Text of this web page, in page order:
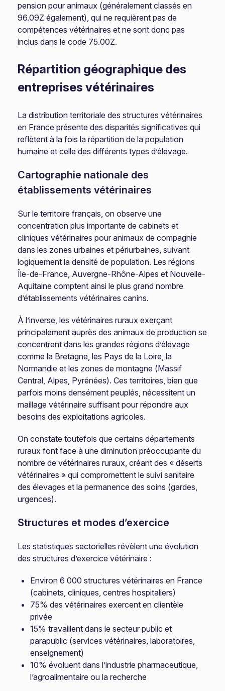
pension pour animaux (généralement classés en
96.09Z également), qui ne requièrent pas de
compétences vétérinaires et ne sont donc pas
inclus dans le code 75.00Z.
Répartition géographique des
entreprises vétérinaires
La distribution territoriale des structures vétérinaires
en France présente des disparités significatives qui
reflètent à la fois la répartition de la population
humaine et celle des différents types d’élevage.
Cartographie nationale des
établissements vétérinaires
Sur le territoire français, on observe une
concentration plus importante de cabinets et
cliniques vétérinaires pour animaux de compagnie
dans les zones urbaines et périurbaines, suivant
logiquement la densité de population. Les régions
Île-de-France, Auvergne-Rhône-Alpes et Nouvelle-
Aquitaine comptent ainsi le plus grand nombre
d’établissements vétérinaires canins.
À l’inverse, les vétérinaires ruraux exerçant
principalement auprès des animaux de production se
concentrent dans les grandes régions d’élevage
comme la Bretagne, les Pays de la Loire, la
Normandie et les zones de montagne (Massif
Central, Alpes, Pyrénées). Ces territoires, bien que
parfois moins densément peuplés, nécessitent un
maillage vétérinaire suffisant pour répondre aux
besoins des exploitations agricoles.
On constate toutefois que certains départements
ruraux font face à une diminution préoccupante du
nombre de vétérinaires ruraux, créant des « déserts
vétérinaires » qui compromettent le suivi sanitaire
des élevages et la permanence des soins (gardes,
urgences).
Structures et modes d’exercice
Les statistiques sectorielles révèlent une évolution
des structures d’exercice vétérinaire :
Environ 6 000 structures vétérinaires en France
(cabinets, cliniques, centres hospitaliers)
75% des vétérinaires exercent en clientèle
privée
15% travaillent dans le secteur public et
parapublic (services vétérinaires, laboratoires,
enseignement)
10% évoluent dans l’industrie pharmaceutique,
l’agroalimentaire ou la recherche